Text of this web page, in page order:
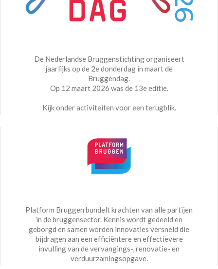
De Nederlandse Bruggenstichting organiseert
jaarlijks op de 2e donderdag in maart de
Bruggendag.
Op 12 maart 2026 was de 13e editie.
Kijk onder activiteiten voor een terugblik.
Platform Bruggen bundelt krachten van alle partijen
in de bruggensector. Kennis wordt gedeeld en
geborgd en samen worden innovaties versneld die
bijdragen aan een efficiëntere en effectievere
invulling van de vervangings-, renovatie- en
verduurzamingsopgave.